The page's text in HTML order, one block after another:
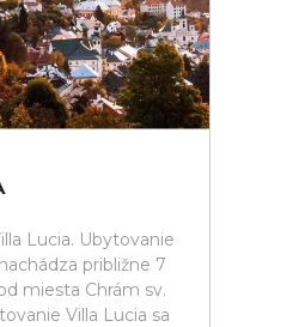
Lucia. Ubytovanie
približne 7
miesta Chrám sv.
Villa Lucia sa